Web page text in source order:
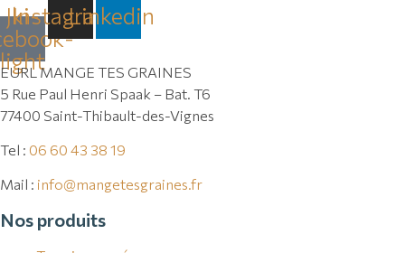
variations.
Les
options
peuvent
être
choisies
page
produit
Jki-
light
Instagram
Linkedin
EURL MANGE TES GRAINES
5 Rue Paul Henri Spaak – Bat. T6
77400 Saint-Thibault-des-Vignes
Tel : 06 60 43 38 19
Mail : info@mangetesgraines.fr
Nos produits